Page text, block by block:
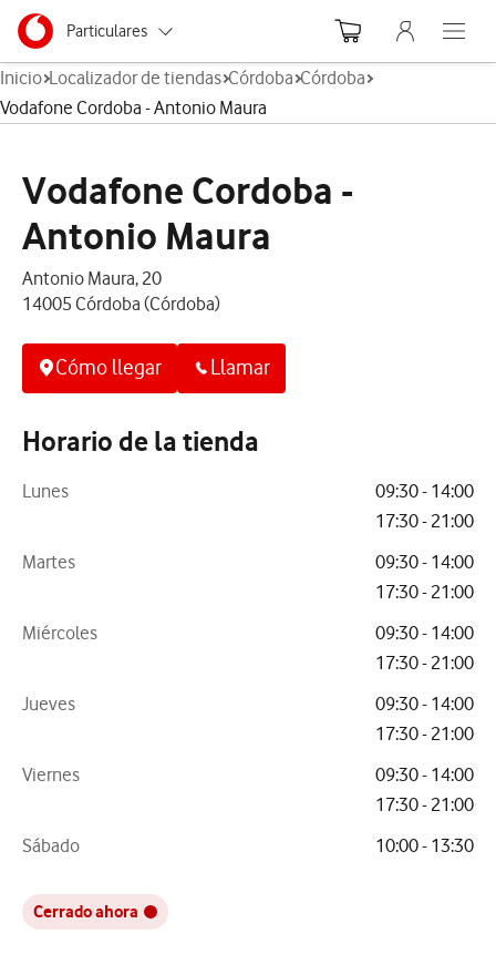
Ir a la pagina principal de vodafone.es
Menu navegación Segmento
Particulares
Autónomos
Grandes empresas
Menu
Abre el
Inicio Localizador de tiendas Córdoba Córdoba
Vodafone Cordoba - Antonio Maura
Vodafone Cordoba -
Antonio Maura
Antonio Maura, 20
14005 Córdoba (Córdoba)
Cómo llegar Llamar
Horario de la tienda
Lunes
09:30 - 14:00
17:30 - 21:00
Martes
09:30 - 14:00
17:30 - 21:00
Miércoles
09:30 - 14:00
17:30 - 21:00
Jueves
09:30 - 14:00
17:30 - 21:00
Viernes
09:30 - 14:00
17:30 - 21:00
Sábado
10:00 - 13:30
Cerrado ahora